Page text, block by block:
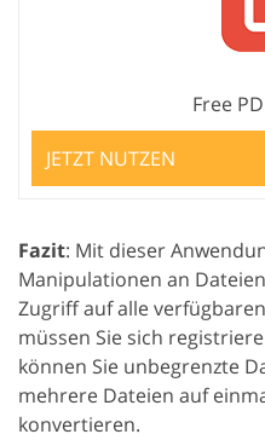
Free
JETZT NUTZEN
Fazit: Mit dieser
Manipulationen an
Zugriff auf alle
müssen Sie sich
können Sie unbegrenzte
mehrere Dateien auf
konvertieren.